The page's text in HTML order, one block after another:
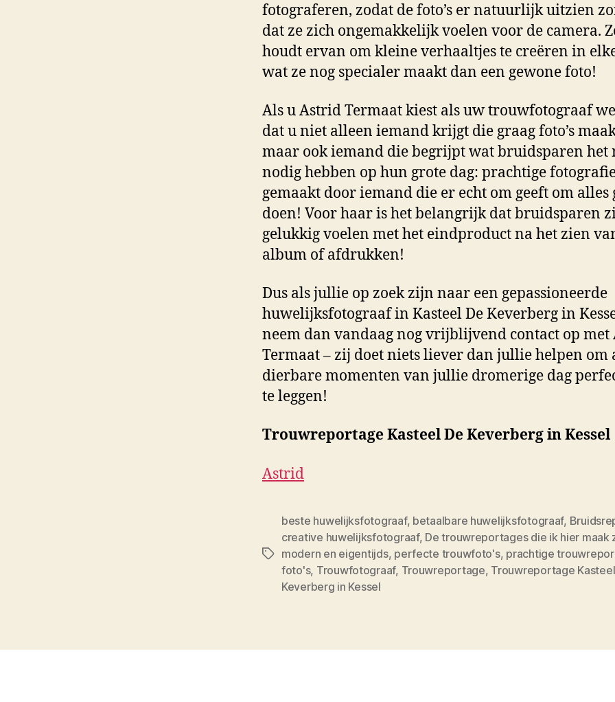
fotograferen, zodat de foto’s er natuurlijk uitzien
dat ze zich ongemakkelijk voelen voor de camera.
houdt ervan om kleine verhaaltjes te creëren in
wat ze nog specialer maakt dan een gewone foto!
Als u Astrid Termaat kiest als uw trouwfotograaf
dat u niet alleen iemand krijgt die graag foto’s
maar ook iemand die begrijpt wat bruidsparen het
nodig hebben op hun grote dag: prachtige
gemaakt door iemand die er echt om geeft om alles
doen! Voor haar is het belangrijk dat bruidsparen
gelukkig voelen met het eindproduct na het zien
album of afdrukken!
Dus als jullie op zoek zijn naar een gepassioneerde
huwelijksfotograaf in Kasteel De Keverberg in
neem dan vandaag nog vrijblijvend contact op met
Termaat – zij doet niets liever dan jullie helpen om
dierbare momenten van jullie dromerige dag
te leggen!
Trouwreportage Kasteel De Keverberg in Kessel
Astrid
Tags
beste huwelijksfotograaf, betaalbare huwelijksfotograaf,
creative huwelijksfotograaf, De trouwreportages die ik hier maak
modern en eigentijds, perfecte trouwfoto's, prachtige
foto's, Trouwfotograaf, Trouwreportage, Trouwreportage
Keverberg in Kessel